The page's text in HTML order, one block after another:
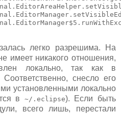
легко разрешима. На
имеет никакого отношения,
локально, так как в
Соответственно, снесло его
установленными локально
в ~/.eclipse). Если быть
всего лишь, перестали